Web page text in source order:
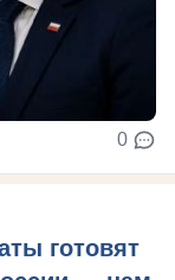
0
готовят